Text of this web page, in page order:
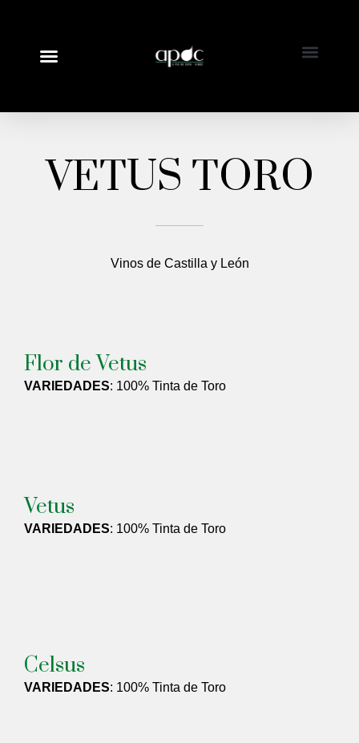
VETUS TORO
Vinos de Castilla y León
Flor de Vetus
VARIEDADES: 100% Tinta de Toro
Vetus
VARIEDADES: 100% Tinta de Toro
Celsus
VARIEDADES: 100% Tinta de Toro